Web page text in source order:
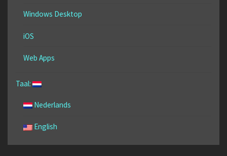
Windows Desktop
iOS
Web Apps
Taal:
Nederlands
English